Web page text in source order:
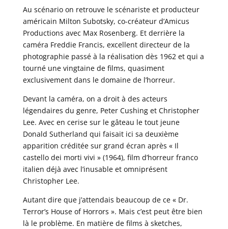
Au scénario on retrouve le scénariste et producteur
américain Milton Subotsky, co-créateur d’Amicus
Productions avec Max Rosenberg. Et derrière la
caméra Freddie Francis, excellent directeur de la
photographie passé à la réalisation dès 1962 et qui a
tourné une vingtaine de films, quasiment
exclusivement dans le domaine de l’horreur.
Devant la caméra, on a droit à des acteurs
légendaires du genre, Peter Cushing et Christopher
Lee. Avec en cerise sur le gâteau le tout jeune
Donald Sutherland qui faisait ici sa deuxième
apparition créditée sur grand écran après « Il
castello dei morti vivi » (1964), film d’horreur franco
italien déjà avec l’inusable et omniprésent
Christopher Lee.
Autant dire que j’attendais beaucoup de ce « Dr.
Terror’s House of Horrors ». Mais c’est peut être bien
là le problème. En matière de films à sketches,